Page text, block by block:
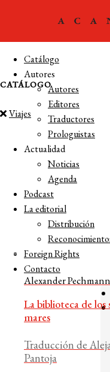
Catálogo
Autores
Autores
Editores
Traductores
Prologuistas
Actualidad
Noticias
Agenda
Podcast
La editorial
Distribución
Foreign Rights
Contacto
CATÁLOGO
Viajes
Alexander Pechmann
La biblioteca de los
mares
Traducción de
Pantoja